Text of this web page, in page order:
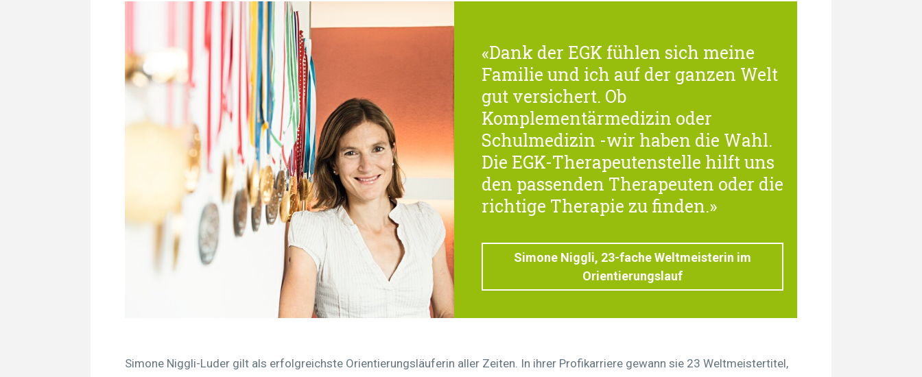
«Dank der EGK fühlen sich meine
Familie und ich auf der ganzen Welt
gut versichert. Ob
Komplementärmedizin oder
Schulmedizin -wir haben die Wahl.
Die EGK-Therapeutenstelle hilft uns
den passenden Therapeuten oder die
richtige Therapie zu finden.»
Simone Niggli, 23-fache Weltmeisterin im
Orientierungslauf
Simone Niggli-Luder gilt als erfolgreichste Orientierungsläuferin aller Zeiten. In ihrer Profikarriere gewann sie 23 Weltmeistertitel,